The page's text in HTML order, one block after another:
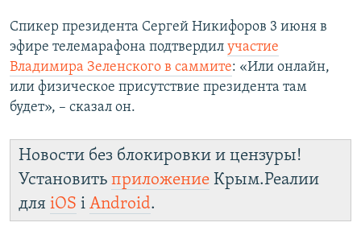
Спикер президента Сергей Никифоров 3 июня в
эфире телемарафона подтвердил участие
Владимира Зеленского в саммите: «Или онлайн,
или физическое присутствие президента там
будет», – сказал он.
Новости без блокировки и цензуры!
Установить приложение Крым.Реалии
для iOS і Android.